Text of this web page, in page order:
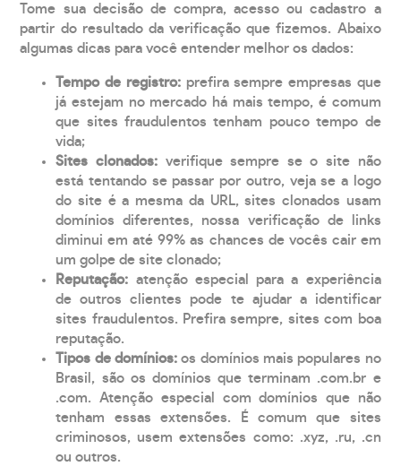
Tome sua decisão de compra, acesso ou cadastro a
partir do resultado da verificação que fizemos. Abaixo
algumas dicas para você entender melhor os dados:
Tempo de registro: prefira sempre empresas que
já estejam no mercado há mais tempo, é comum
que sites fraudulentos tenham pouco tempo de
vida;
Sites clonados: verifique sempre se o site não
está tentando se passar por outro, veja se a logo
do site é a mesma da URL, sites clonados usam
domínios diferentes, nossa verificação de links
diminui em até 99% as chances de vocês cair em
um golpe de site clonado;
Reputação: atenção especial para a experiência
de outros clientes pode te ajudar a identificar
sites fraudulentos. Prefira sempre, sites com boa
reputação.
Tipos de domínios:os domínios mais populares no
Brasil, são os domínios que terminam .com.br e
.com. Atenção especial com domínios que não
tenham essas extensões. É comum que sites
criminosos, usem extensões como: .xyz, .ru, .cn
ou outros.